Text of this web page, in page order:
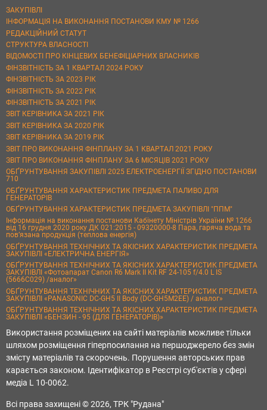
ЗАКУПІВЛІ
ІНФОРМАЦІЯ НА ВИКОНАННЯ ПОСТАНОВИ КМУ № 1266
РЕДАКЦІЙНИЙ СТАТУТ
СТРУКТУРА ВЛАСНОСТІ
ВІДОМОСТІ ПРО КІНЦЕВИХ БЕНЕФІЦІАРНИХ ВЛАСНИКІВ
ФІНЗВІТНІСТЬ ЗА 1 КВАРТАЛ 2024 РОКУ
ФІНЗВІТНІСТЬ ЗА 2023 РІК
ФІНЗВІТНІСТЬ ЗА 2022 РІК
ФІНЗВІТНІСТЬ ЗА 2021 РІК
ЗВІТ КЕРІВНИКА ЗА 2021 РІК
ЗВІТ КЕРІВНИКА ЗА 2020 РІК
ЗВІТ КЕРІВНИКА ЗА 2019 РІК
ЗВІТ ПРО ВИКОНАННЯ ФІНПЛАНУ ЗА 1 КВАРТАЛ 2021 РОКУ
ЗВІТ ПРО ВИКОНАННЯ ФІНПЛАНУ ЗА 6 МІСЯЦІВ 2021 РОКУ
ОБҐРУНТУВАННЯ ЗАКУПІВЛІ 2025 ЕЛЕКТРОЕНЕРГІЇ ЗГІДНО ПОСТАНОВИ
710
ОБҐРУНТУВАННЯ ХАРАКТЕРИСТИК ПРЕДМЕТА ПАЛИВО ДЛЯ
ГЕНЕРАТОРІВ
ОБҐРУНТУВАННЯ ХАРАКТЕРИСТИК ПРЕДМЕТА ЗАКУПІВЛІ "ППМ"
Інформація на виконання постанови Кабінету Міністрів України № 1266
від 16 грудня 2020 року ДК 021:2015 - 09320000-8 Пара, гаряча вода та
пов’язана продукція (теплова енергія)
ОБҐРУНТУВАННЯ ТЕХНІЧНИХ ТА ЯКІСНИХ ХАРАКТЕРИСТИК ПРЕДМЕТА
ЗАКУПІВЛІ «ЕЛЕКТРИЧНА ЕНЕРГІЯ»
ОБҐРУНТУВАННЯ ТЕХНІЧНИХ ТА ЯКІСНИХ ХАРАКТЕРИСТИК ПРЕДМЕТА
ЗАКУПІВЛІ «Фотоапарат Canon R6 Mark II Kit RF 24-105 f/4.0 L IS
(5666C029) /аналог»
ОБҐРУНТУВАННЯ ТЕХНІЧНИХ ТА ЯКІСНИХ ХАРАКТЕРИСТИК ПРЕДМЕТА
ЗАКУПІВЛІ «PANASONIC DC-GH5 II Body (DC-GH5M2EE) / аналог»
ОБҐРУНТУВАННЯ ТЕХНІЧНИХ ТА ЯКІСНИХ ХАРАКТЕРИСТИК ПРЕДМЕТА
ЗАКУПІВЛІ «БЕНЗИН - 95 (ДЛЯ ГЕНЕРАТОРІВ)»
Використання розміщених на сайті матеріалів можливе тільки
шляхом розміщення гіперпосилання на першоджерело без змін
змісту матеріалів та скорочень. Порушення авторських прав
карається законом. Ідентифікатор в Реєстрі суб'єктів у сфері
медіа L 10-0062.
Всі права захищені © 2026, ТРК "Рудана"